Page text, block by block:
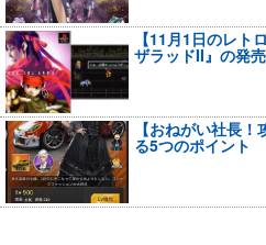
【11月1日のレト
ザラッドII』の発
【おねがい社長
る5つのポイント